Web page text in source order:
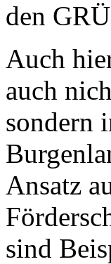
den
Auch
auch
sondern
Ansatz
sind